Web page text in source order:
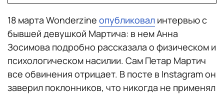
18 марта Wonderzine опубликовал интервью с
бывшей девушкой Мартича: в нем Анна
Зосимова подробно рассказала о физическом и
психологическом насилии. Сам Петар Мартич
все обвинения отрицает. В посте в Instagram он
заверил поклонников, что никогда не применял